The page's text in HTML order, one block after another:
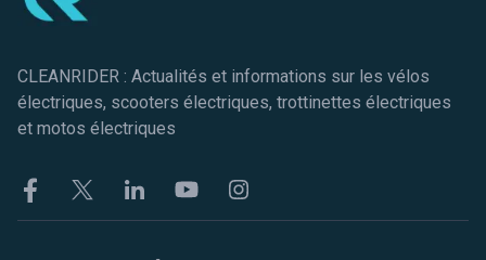
CLEANRIDER : Actualités et informations sur les vélos
électriques, scooters électriques, trottinettes électriques
et motos électriques
FacebookTwitter LinkekinYoutubeInstagram